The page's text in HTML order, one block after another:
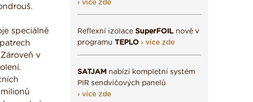
speciálně
v
› více zde
Reflexní izolace SuperFOIL nově v
programu TEPLO › více zde
SATJAM nabízí kompletní systém
PIR sendvičových panelů
› více zde